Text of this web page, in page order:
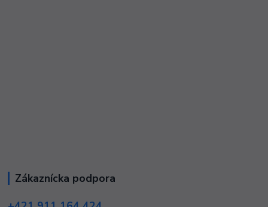
Zákaznícka podpora